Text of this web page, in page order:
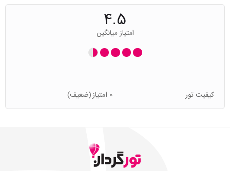
4.5
امتیاز میانگین
کیفیت تور 0 امتیاز (ضعیف)